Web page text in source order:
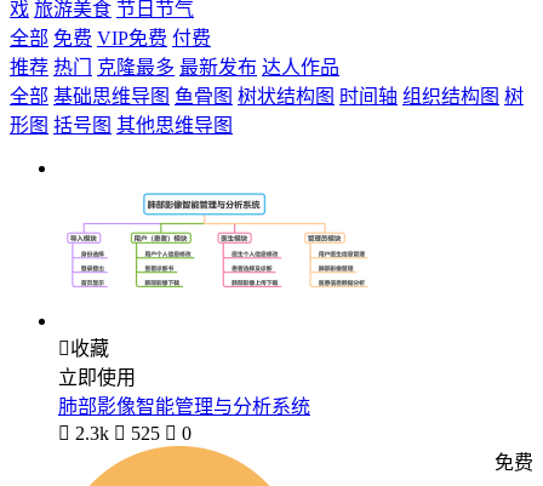
戏 旅游美食 节日节气
全部 免费 VIP免费 付费
推荐 热门 克隆最多 最新发布 达人作品
全部 基础思维导图 鱼骨图 树状结构图 时间轴 组织结构图 树
形图 括号图 其他思维导图
收藏
立即使用
肺部影像智能管理与分析系统
 2.3k  525  0
免费